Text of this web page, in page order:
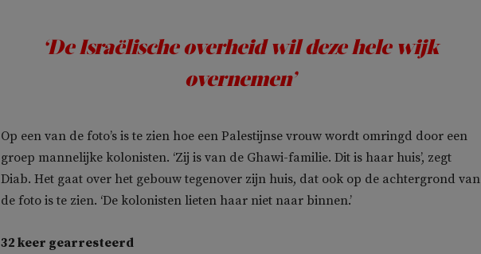
‘De Israëlische overheid wil deze hele wijk
overnemen’
Op een van de foto’s is te zien hoe een Palestijnse vrouw wordt omringd door een
groep mannelijke kolonisten. ‘Zij is van de Ghawi-familie. Dit is haar huis’, zegt
Diab. Het gaat over het gebouw tegenover zijn huis, dat ook op de achtergrond van
de foto is te zien. ‘De kolonisten lieten haar niet naar binnen.’
32 keer gearresteerd